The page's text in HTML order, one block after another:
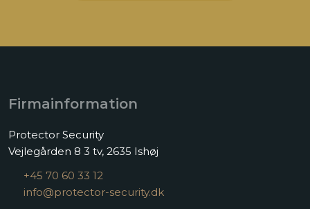
Firmainformation
Protector Security
Vejlegården 8 3 tv, 2635 Ishøj​
+45 70 60 33 12
info@protector-security.dk